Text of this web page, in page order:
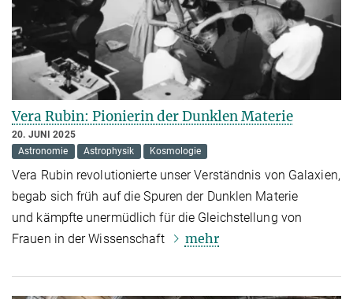
Vera Rubin: Pionierin der Dunklen Materie
20. JUNI 2025
Astronomie
Astrophysik Kosmologie
Vera Rubin revolutionierte unser Verständnis von Galaxien,
begab sich früh auf die Spuren der Dunklen Materie
und kämpfte unermüdlich für die Gleichstellung von
Frauen in der Wissenschaft
mehr